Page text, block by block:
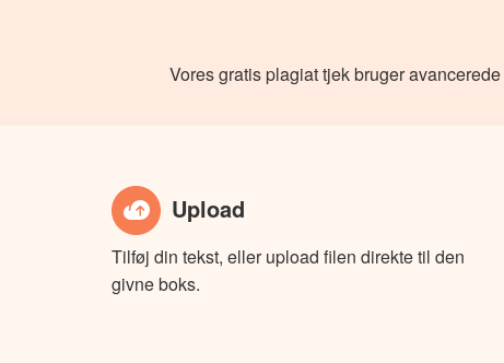
Vores gratis plagiat tjek bruger
Upload
Tilføj din tekst, eller upload filen direkte til den
givne boks.